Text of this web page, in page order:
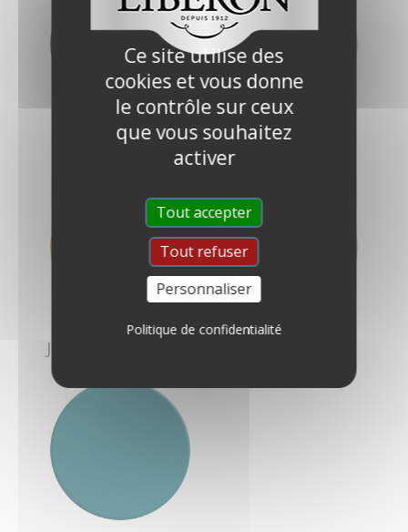
Noirs Roses et rouges
Jaunes et oranges
Ce site utilise des
cookies et vous donne
le contrôle sur ceux
que vous souhaitez
activer
Tout accepter
Tout refuser
Personnaliser
Politique de confidentialité